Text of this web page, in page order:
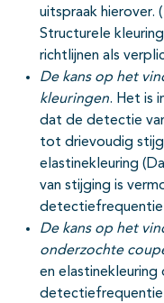
uitspraak hierover.
Structurele
richtlijnen als
De kans op het
kleuringen. Het is
dat de detectie
tot drievoudig
elastinekleuring
van stijging is
detectiefrequentie
De kans op het
onderzochte
en
detectiefrequentie